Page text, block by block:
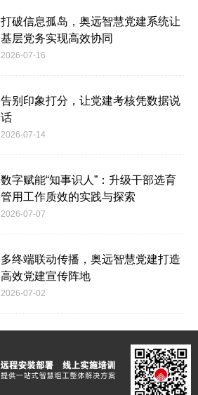
打破信息孤岛，奥远智慧党建系统让
基层党务实现高效协同
2026-07-16
告别印象打分，让党建考核凭数据说
话
2026-07-14
数字赋能“知事识人”：升级干部选育
管用工作质效的实践与探索
2026-07-07
多终端联动传播，奥远智慧党建打造
高效党建宣传阵地
2026-07-02